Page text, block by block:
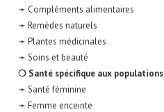
➛ Compléments alimentaires
➛ Remèdes naturels
➛ Plantes médicinales
➛ Soins et beauté
❍ Santé spécifique aux populations
➛ Santé féminine
➛ Femme enceinte